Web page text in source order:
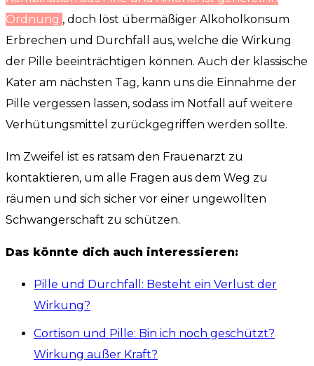
Ordnung , doch löst übermäßiger Alkoholkonsum
Erbrechen und Durchfall aus, welche die Wirkung
der Pille beeinträchtigen können. Auch der klassische
Kater am nächsten Tag, kann uns die Einnahme der
Pille vergessen lassen, sodass im Notfall auf weitere
Verhütungsmittel zurückgegriffen werden sollte.
Im Zweifel ist es ratsam den Frauenarzt zu
kontaktieren, um alle Fragen aus dem Weg zu
räumen und sich sicher vor einer ungewollten
Schwangerschaft zu schützen.
Das könnte dich auch interessieren:
Pille und Durchfall: Besteht ein Verlust der
Wirkung?
Cortison und Pille: Bin ich noch geschützt?
Wirkung außer Kraft?